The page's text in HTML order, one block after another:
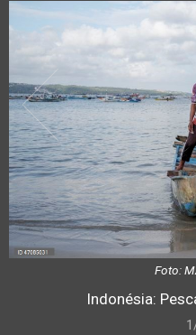
Foto:
Indonésia: